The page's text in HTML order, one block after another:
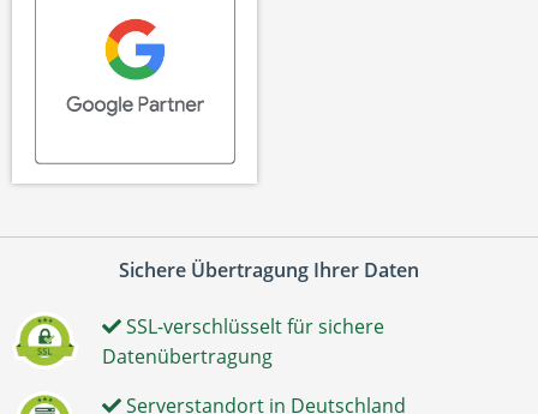
Sichere Übertragung Ihrer Daten
SSL-verschlüsselt für sichere
Datenübertragung
Serverstandort in Deutschland